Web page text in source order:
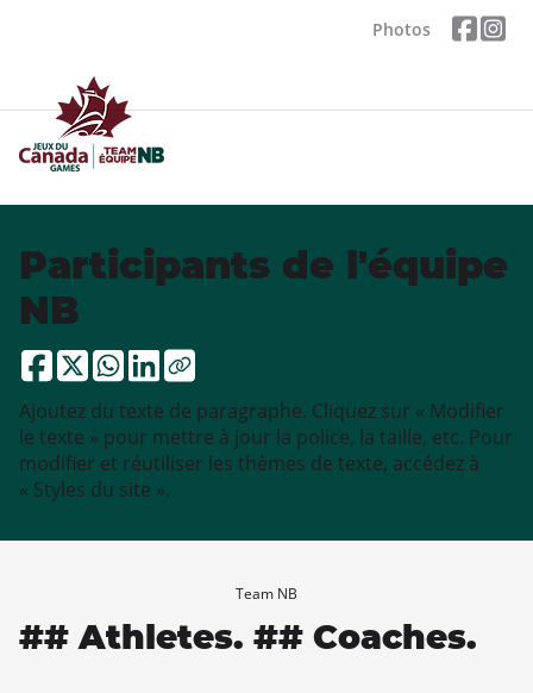
Photos
Participants de l'équipe
NB
Ajoutez du texte de paragraphe. Cliquez sur « Modifier
le texte » pour mettre à jour la police, la taille, etc. Pour
modifier et réutiliser les thèmes de texte, accédez à
« Styles du site ».
Team NB
## Athletes. ## Coaches.